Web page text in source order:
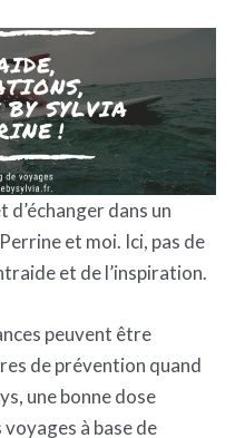
dans un
et moi. Ici, pas de
et de l’inspiration.
peuvent être
de prévention quand
une bonne dose
à base de